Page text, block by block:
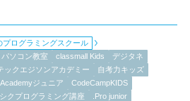
プログラミングスクール
パソコン教室 classmall Kids
デジタネ
ックエジソンアカデミー
自考力キッズ
ジュニア
CodeCampKIDS
クプログラミング講座
.Pro junior